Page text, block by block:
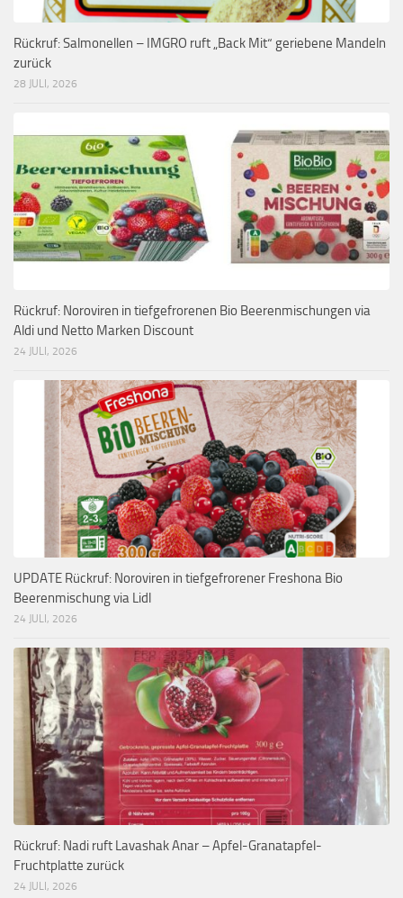
Rückruf: Salmonellen – IMGRO ruft „Back Mit“ geriebene Mandeln
zurück
28 JULI, 2026
Rückruf: Noroviren in tiefgefrorenen Bio Beerenmischungen via
Aldi und Netto Marken Discount
24 JULI, 2026
UPDATE Rückruf: Noroviren in tiefgefrorener Freshona Bio
Beerenmischung via Lidl
24 JULI, 2026
Rückruf: Nadi ruft Lavashak Anar – Apfel-Granatapfel-
Fruchtplatte zurück
24 JULI, 2026